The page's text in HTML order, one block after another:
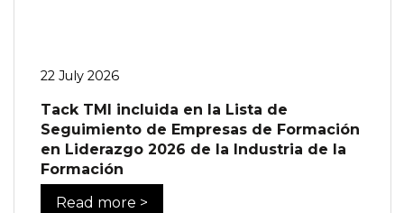
22 July 2026
Tack TMI incluida en la Lista de
Seguimiento de Empresas de Formación
en Liderazgo 2026 de la Industria de la
Formación
Read more >